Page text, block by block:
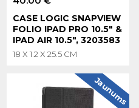
CASE LOGIC SNAPVIEW
FOLIO IPAD PRO 10.5" &
IPAD AIR 10.5", 3203583
18 X 1.2 X 25.5 CM
Jaunums